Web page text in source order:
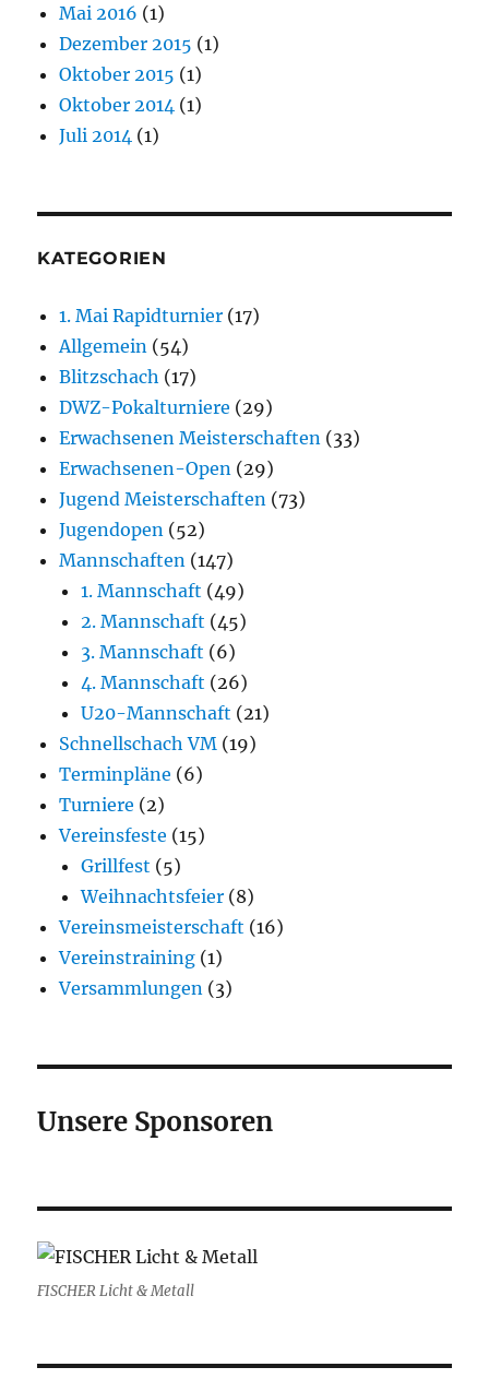
Mai 2016 (1)
Dezember 2015 (1)
Oktober 2015 (1)
Oktober 2014 (1)
Juli 2014 (1)
KATEGORIEN
1. Mai Rapidturnier (17)
Allgemein (54)
Blitzschach (17)
DWZ-Pokalturniere (29)
Erwachsenen Meisterschaften (33)
Erwachsenen-Open (29)
Jugend Meisterschaften (73)
Jugendopen (52)
Mannschaften (147)
1. Mannschaft (49)
2. Mannschaft (45)
3. Mannschaft (6)
4. Mannschaft (26)
U20-Mannschaft (21)
Schnellschach VM (19)
Terminpläne (6)
Turniere (2)
Vereinsfeste (15)
Grillfest (5)
Weihnachtsfeier (8)
Vereinsmeisterschaft (16)
Vereinstraining (1)
Versammlungen (3)
Unsere Sponsoren
FISCHER Licht & Metall